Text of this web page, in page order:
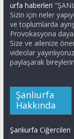
urfa haberleri
Sizin için neler
ve toplumlarda
Provokasyona
Size ve ailenize
videolar
paylaşarak
Şanlıurfa
Hakkında
Şanlıurfa Ciğercileri